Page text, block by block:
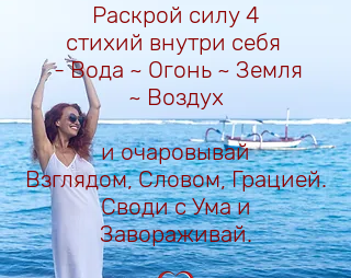
Раскрой силу 4
стихий внутри себя
- Вода ~ Огонь ~ Земля
~ Воздух
и очаровывай
​Взглядом, Словом, Грацией.
Своди с Ума и
Завораживай.